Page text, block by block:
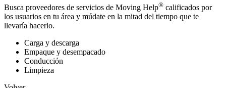
Busca proveedores de servicios de Moving Help® calificados por
los usuarios en tu área y múdate en la mitad del tiempo que te
llevaría hacerlo.
Carga y descarga
Empaque y desempacado
Conducción
Limpieza